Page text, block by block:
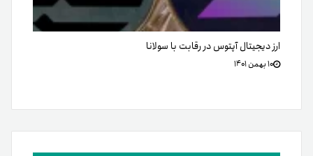
ارز دیجیتال آپتوس در رقابت با سولانا
۱۰ بهمن ۱۴۰۱